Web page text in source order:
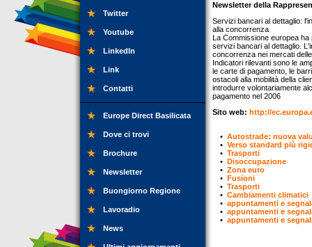
Twitter
Youtube
LinkedIn
Link
Contatti
Europe Direct Basilicata
Dove ci trovi
Brochure
Newsletter
Buongiorno Regione
Lavoradio
News
Newsletter della
Servizi bancari al dettaglio:
alla concorrenza
La Commissione europea
servizi bancari al dettaglio.
concorrenza nei mercati
Indicatori rilevanti sono le
le carte di pagamento, le
ostacoli alla mobilità della
introdurre volontariamente
pagamento nel 2006
Sito web: http://
• Autostrade: nuova
• Verso standard più
• Trasporti
• Disoccupazione
• Zona euro
• Fusioni
• Trasporti
• Cambiamenti climatici
• appuntamenti e
• appuntamenti e
• appuntamenti e